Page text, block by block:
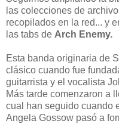
las colecciones de
recopilados en la red... y
las tabs de Arch Enemy.
Esta banda originaria de
clásico cuando fue
guitarrista y el vocalista
Más tarde comenzaron a
cual han seguido cuando
Angela Gossow pasó a